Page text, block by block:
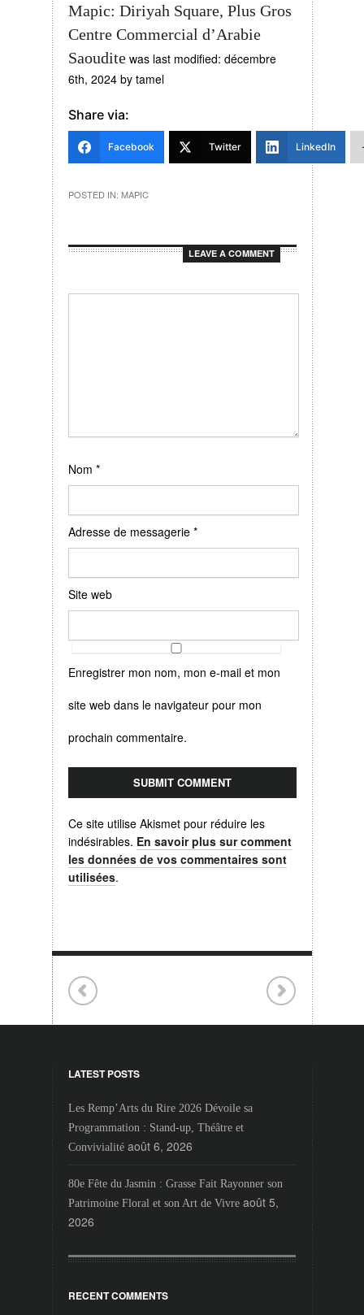
Mapic: Diriyah Square, Plus Gros
Centre Commercial d’Arabie
Saouditewas last modified: décembre
6th, 2024by tamel
Share via:
Facebook Twitter LinkedIn
POSTED IN: MAPIC
LEAVE A COMMENT
Nom *
Adresse de messagerie *
Site web
Enregistrer mon nom, mon e-mail et mon
site web dans le navigateur pour mon
prochain commentaire.
Ce site utilise Akismet pour réduire les
indésirables. En savoir plus sur comment
les données de vos commentaires sont
utilisées.
LATEST POSTS
Les Remp’Arts du Rire 2026 Dévoile sa
Programmation : Stand-up, Théâtre et
Convivialité août 6, 2026
80e Fête du Jasmin : Grasse Fait Rayonner son
Patrimoine Floral et son Art de Vivre août 5,
2026
RECENT COMMENTS